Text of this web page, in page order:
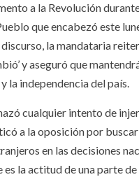
a la Revolución
que encabezó este
discurso, la mandataria
y aseguró que
la independencia del país.
cualquier intento de
a la oposición por
en las decisiones
es la actitud de una parte